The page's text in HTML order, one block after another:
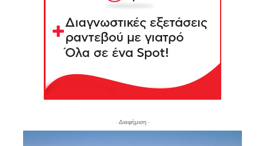
- Διαφήμιση -